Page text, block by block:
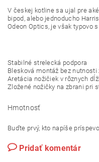
V českej kotline sa ujal pre
bipod, alebo jednoducho
Odeon Optics, je však typovo
Stabilné strelecká podpora
Blesková montáž bez
Aretácia nožičiek v rôznych
Zložené nožičky na zbrani pri
Hmotnosť
Buďte prvý, kto napíše
Pridať komentár